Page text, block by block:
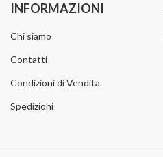
INFORMAZIONI
Chi siamo
Contatti
Condizioni di Vendita
Spedizioni